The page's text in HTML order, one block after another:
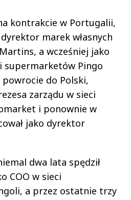
kontrakcie w Portugalii,
marek własnych
a wcześniej jako
supermarketów Pingo
do Polski,
zarządu w sieci
i ponownie w
jako dyrektor
dwa lata spędził
COO w sieci
a przez ostatnie trzy